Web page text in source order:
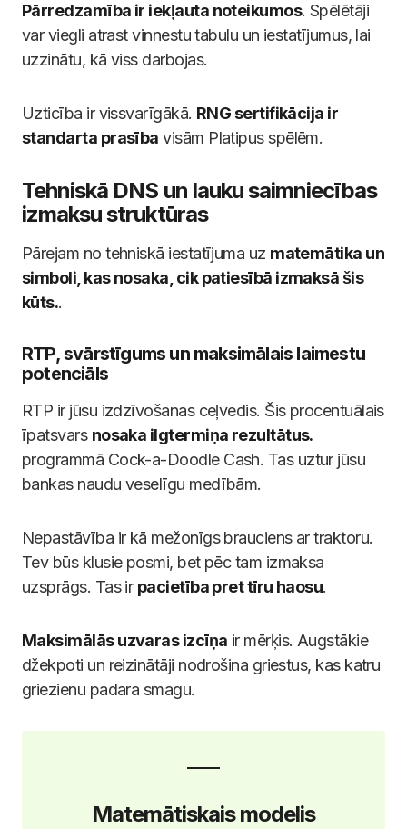
Pārredzamība ir iekļauta noteikumos. Spēlētāji
var viegli atrast vinnestu tabulu un iestatījumus, lai
uzzinātu, kā viss darbojas.
Uzticība ir vissvarīgākā. RNG sertifikācija ir
standarta prasība visām Platipus spēlēm.
Tehniskā DNS un lauku saimniecības
izmaksu struktūras
Pārejam no tehniskā iestatījuma uz matemātika un
simboli, kas nosaka, cik patiesībā izmaksā šis
kūts..
RTP, svārstīgums un maksimālais laimestu
potenciāls
RTP ir jūsu izdzīvošanas ceļvedis. Šis procentuālais
īpatsvars nosaka ilgtermiņa rezultātus.
programmā Cock-a-Doodle Cash. Tas uztur jūsu
bankas naudu veselīgu medībām.
Nepastāvība ir kā mežonīgs brauciens ar traktoru.
Tev būs klusie posmi, bet pēc tam izmaksa
uzsprāgs. Tas ir pacietība pret tīru haosu.
Maksimālās uzvaras izcīņa ir mērķis. Augstākie
džekpoti un reizinātāji nodrošina griestus, kas katru
griezienu padara smagu.
Matemātiskais modelis